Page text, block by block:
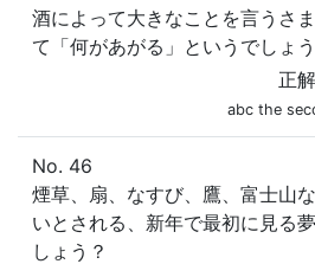
酒によって大きなことを言うさ
て「何があがる」というでしょ
正
abc the
No. 46
煙草、扇、なすび、鷹、富士山
いとされる、新年で最初に見る
しょう？